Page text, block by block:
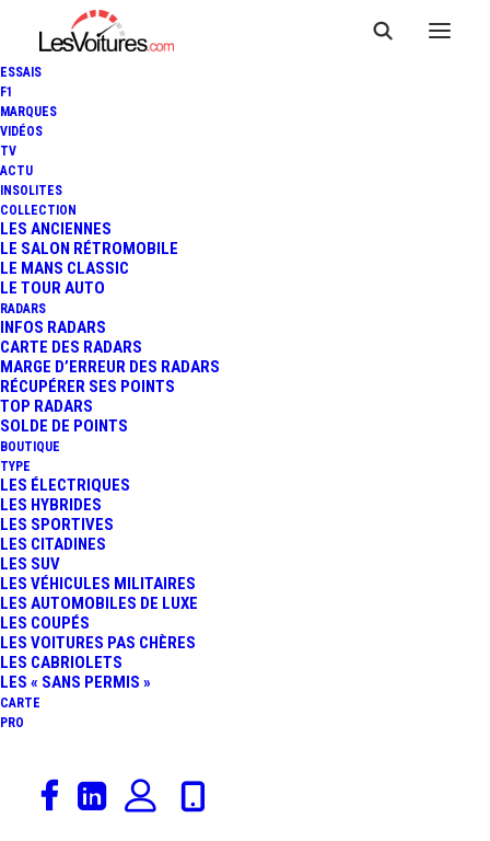
ESSAIS
F1
MARQUES
VIDÉOS
TV
ACTU
INSOLITES
COLLECTION
LES ANCIENNES
LE SALON RÉTROMOBILE
LE MANS CLASSIC
LE TOUR AUTO
RADARS
INFOS RADARS
CARTE DES RADARS
MARGE D’ERREUR DES RADARS
RÉCUPÉRER SES POINTS
TOP RADARS
SOLDE DE POINTS
BOUTIQUE
TYPE
LES ÉLECTRIQUES
LES HYBRIDES
LES SPORTIVES
LES CITADINES
LES SUV
LES VÉHICULES MILITAIRES
LES AUTOMOBILES DE LUXE
LES COUPÉS
LES VOITURES PAS CHÈRES
LES CABRIOLETS
LES « SANS PERMIS »
CARTE
PRO
l’Ortigier, France
(TESLA France SARL)
Découvrez la borne de recharge
une puissance nominale de
la recharge rapide
), cette borne répond à la norme de